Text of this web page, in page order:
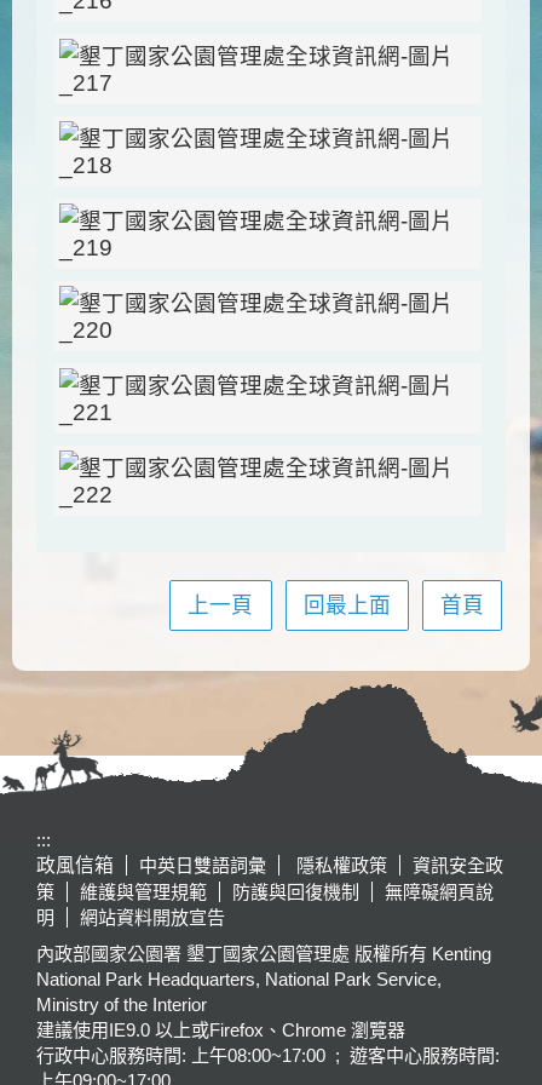
上一頁 回最上面 首頁
:::
政風信箱
中英日雙語詞彙 隱私權政策
資訊安全政
策
維護與管理規範 防護與回復機制
無障礙網頁說
明
網站資料開放宣告
內政部國家公園署 墾丁國家公園管理處 版權所有 Kenting
National Park Headquarters, National Park Service,
Ministry of the Interior
建議使用IE9.0 以上或Firefox、Chrome 瀏覽器
行政中心服務時間: 上午08:00~17:00 ; 遊客中心服務時間:
上午09:00~17:00